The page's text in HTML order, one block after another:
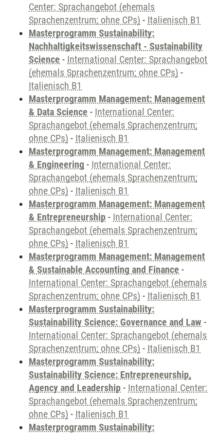
Center: Sprachangebot (ehemals
Sprachenzentrum; ohne CPs) - Italienisch B1
Masterprogramm Sustainability:
Nachhaltigkeitswissenschaft - Sustainability
Science - International Center: Sprachangebot
(ehemals Sprachenzentrum; ohne CPs) -
Italienisch B1
Masterprogramm Management: Management
& Data Science - International Center:
Sprachangebot (ehemals Sprachenzentrum;
ohne CPs) - Italienisch B1
Masterprogramm Management: Management
& Engineering - International Center:
Sprachangebot (ehemals Sprachenzentrum;
ohne CPs) - Italienisch B1
Masterprogramm Management: Management
& Entrepreneurship - International Center:
Sprachangebot (ehemals Sprachenzentrum;
ohne CPs) - Italienisch B1
Masterprogramm Management: Management
& Sustainable Accounting and Finance -
International Center: Sprachangebot (ehemals
Sprachenzentrum; ohne CPs) - Italienisch B1
Masterprogramm Sustainability:
Sustainability Science: Governance and Law -
International Center: Sprachangebot (ehemals
Sprachenzentrum; ohne CPs) - Italienisch B1
Masterprogramm Sustainability:
Sustainability Science: Entrepreneurship,
Agency and Leadership - International Center:
Sprachangebot (ehemals Sprachenzentrum;
ohne CPs) - Italienisch B1
Masterprogramm Sustainability: